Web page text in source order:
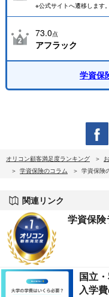
※公式サイトへ遷移します。
73.0点
アフラック
学資保
オリコン顧客満足度ランキング
学資保険のコラム
学資保険
関連リンク
学資保険
国立
入学